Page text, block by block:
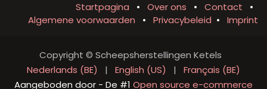
Startpagina • Over ons • Contact
•
Algemene voorwaarden
• Privacybeleid • Imprint
Copyright © Scheepsherstellingen Ketels
Nederlands (BE)
| English (US) |
Français (BE)
Aangeboden door - De #1 Open source e-commerce